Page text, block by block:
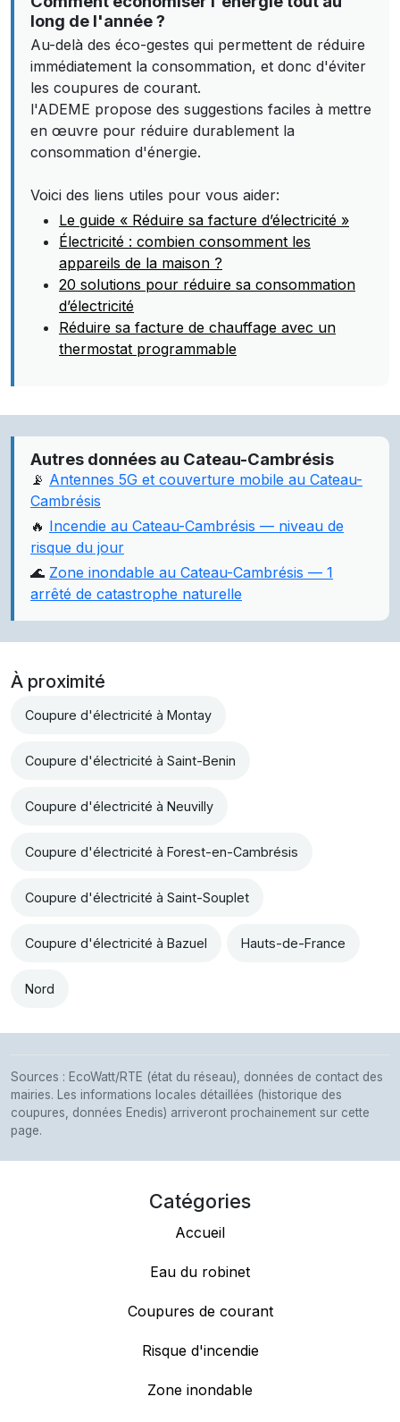
long de l'année ?
Au-delà des éco-gestes qui permettent de réduire
immédiatement la consommation, et donc d'éviter
les coupures de courant.
l'ADEME propose des suggestions faciles à mettre
en œuvre pour réduire durablement la
consommation d'énergie.
Voici des liens utiles pour vous aider:
Le guide « Réduire sa facture d’électricité »
Électricité : combien consomment les
appareils de la maison ?
20 solutions pour réduire sa consommation
d’électricité
Réduire sa facture de chauffage avec un
thermostat programmable
Autres données au Cateau-Cambrésis
📡 Antennes 5G et couverture mobile au Cateau-
Cambrésis
🔥 Incendie au Cateau-Cambrésis — niveau de
risque du jour
🌊 Zone inondable au Cateau-Cambrésis — 1
arrêté de catastrophe naturelle
À proximité
Coupure d'électricité à Montay
Coupure d'électricité à Saint-Benin
Coupure d'électricité à Neuvilly
Coupure d'électricité à Forest-en-Cambrésis
Coupure d'électricité à Saint-Souplet
Coupure d'électricité à Bazuel Hauts-de-France
Nord
Sources : EcoWatt/RTE (état du réseau), données de contact des
mairies. Les informations locales détaillées (historique des
coupures, données Enedis) arriveront prochainement sur cette
page.
Catégories
Accueil
Eau du robinet
Coupures de courant
Risque d'incendie
Zone inondable